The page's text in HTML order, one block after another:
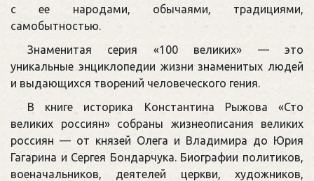
с ее народами, обычаями, традициями,
самобытностью.
Знаменитая серия «100 великих» — это
уникальные энциклопедии жизни знаменитых людей
и выдающихся творений человеческого гения.
В книге историка Константина Рыжова «Сто
великих россиян» собраны жизнеописания великих
россиян — от князей Олега и Владимира до Юрия
Гагарина и Сергея Бондарчука. Биографии политиков,
военачальников, деятелей церкви, художников,